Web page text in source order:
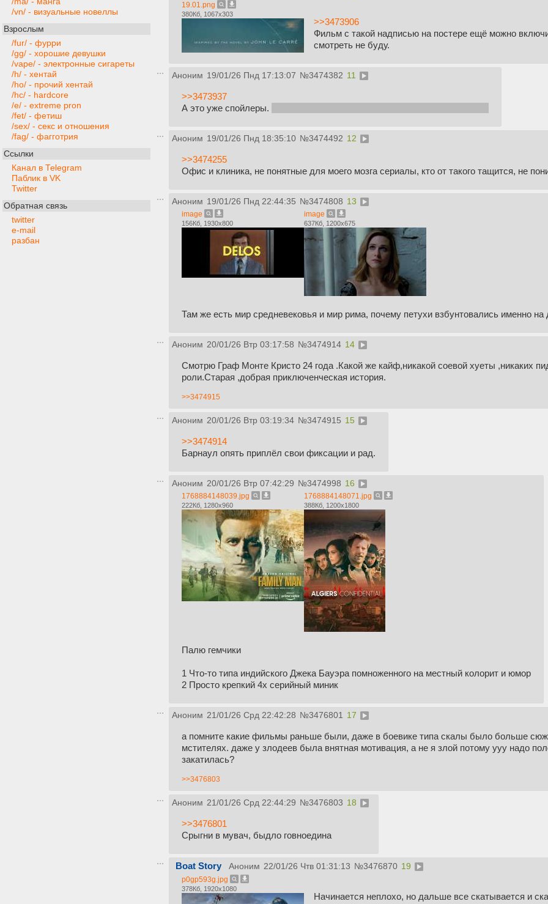
/vn/ - визуальные новеллы
Взрослым
/fur/ - фурри
/gg/ - хорошие девушки
/vape/ - электронные сигареты
/h/ - хентай
/ho/ - прочий хентай
/hc/ - hardcore
/e/ - extreme pron
/fet/ - фетиш
/sex/ - секс и отношения
/fag/ - фагготрия
Ссылки
Канал в Telegram
Паблик в VK
Twitter
Обратная связь
twitter
e-mail
разбан
19.01.png
380Кб, 1067x303
>>3473906
Фильм с такой надписью на постере ещё можно
смотреть не буду.
Аноним 19/01/26 Пнд 17:13:07 №3474382 11
>>3473937
А это уже спойлеры.
Аноним 19/01/26 Пнд 18:35:10 №3474492 12
>>3474255
Офис и клиника, не понятные для моего мозга сериалы, кто от такого тащится, не
Аноним 19/01/26 Пнд 22:44:35 №3474808 13
image
156Кб, 1930x800
image
637Кб, 1200x675
Там же есть мир средневековья и мир рима, почему петухи взбунтовались именно на
Аноним 20/01/26 Втр 03:17:58 №3474914 14
Смотрю Граф Монте Кристо 24 года .Какой же кайф,никакой соевой хуеты ,никаких
роли.Старая ,добрая приключенческая история.
>>3474915
Аноним 20/01/26 Втр 03:19:34 №3474915 15
>>3474914
Барнаул опять приплёл свои фиксации и рад.
Аноним 20/01/26 Втр 07:42:29 №3474998 16
1768884148039.jpg
222Кб, 1280x960
1768884148071.jpg
388Кб, 1200x1800
Палю гемчики
1 Что-то типа индийского Джека Бауэра помноженного на местный колорит и юмор
2 Просто крепкий 4х серийный миник
Аноним 21/01/26 Срд 22:42:28 №3476801 17
а помните какие фильмы раньше были, даже в боевике типа скалы было больше
мстителях. даже у злодеев была внятная мотивация, а не я злой потому ууу надо
закатилась?
>>3476803
Аноним 21/01/26 Срд 22:44:29 №3476803 18
>>3476801
Срыгни в мувач, быдло говноедина
Boat Story Аноним 22/01/26 Чтв 01:31:13 №3476870 19
p0gp593g.jpg
378Кб, 1920x1080
Начинается неплохо, но дальше все скатывается и